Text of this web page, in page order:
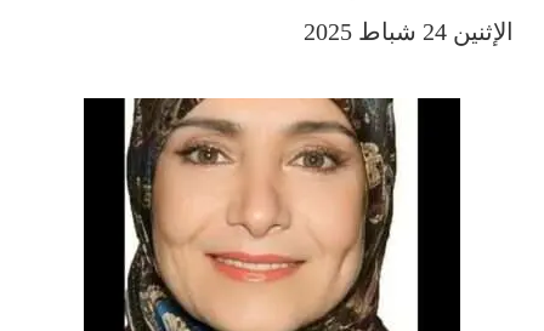
الإثنين 24 شباط 2025